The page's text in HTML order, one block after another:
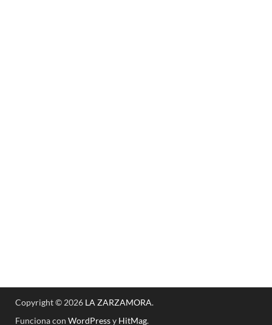
Copyright © 2026 LA ZARZAMORA.
Funciona con WordPressy HitMag.